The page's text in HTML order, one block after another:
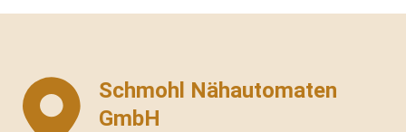
Schmohl Nähautomaten
GmbH